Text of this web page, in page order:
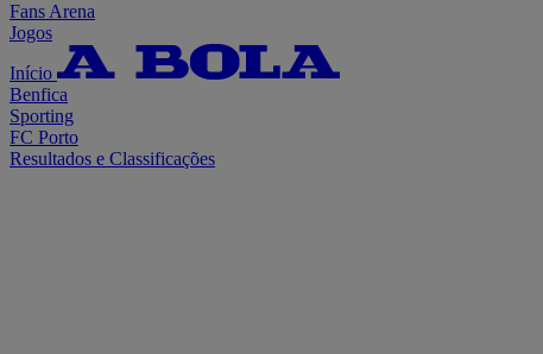
Fans Arena
Jogos
Início
Benfica
Sporting
FC Porto
Resultados e Classificações